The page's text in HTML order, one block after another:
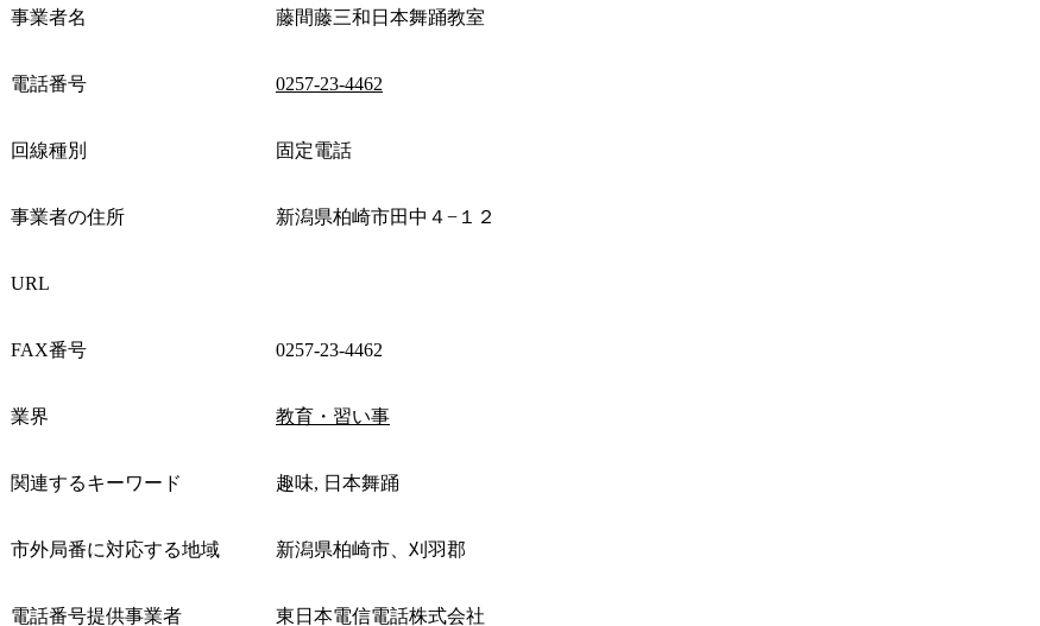
事業者名 藤間藤三和日本舞踊教室
電話番号 0257-23-4462
回線種別 固定電話
事業者の住所 新潟県柏崎市田中４−１２
URL
FAX番号 0257-23-4462
業界 教育・習い事
関連するキーワード 趣味, 日本舞踊
市外局番に対応する地域 新潟県柏崎市、刈羽郡
電話番号提供事業者 東日本電信電話株式会社